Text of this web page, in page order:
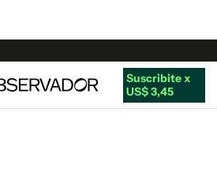
Suscribite x
US$ 3,45